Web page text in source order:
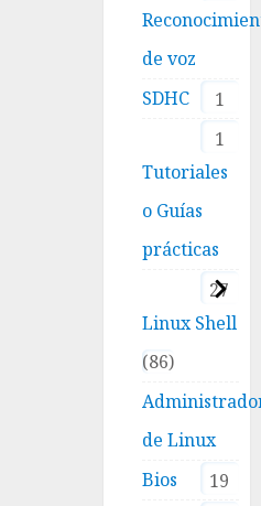
de voz
1
SDHC
1
Tutoriales
o Guías
prácticas
27
Linux Shell
86
de Linux
19
Bios